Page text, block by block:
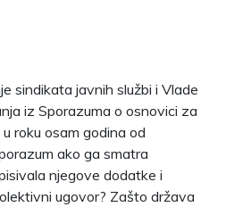
sindikata javnih službi i Vlade
iz Sporazuma o osnovici za
roku osam godina od
ako ga smatra
njegove dodatke i
ugovor? Zašto država